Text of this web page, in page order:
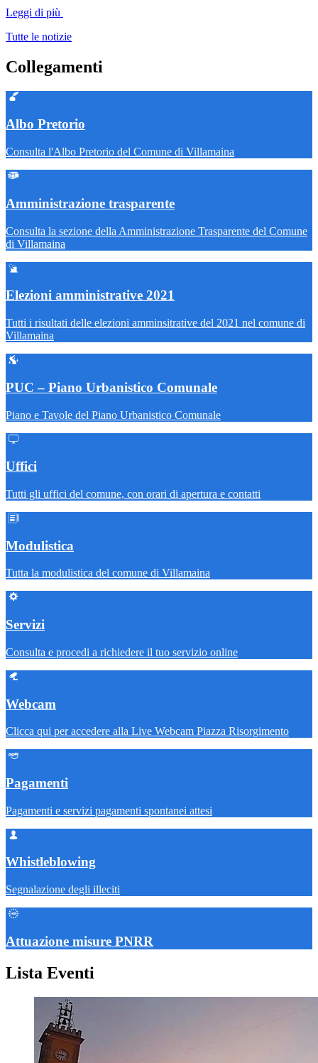
Leggi di più
Tutte le notizie
Collegamenti
Albo Pretorio
Consulta l'Albo Pretorio del Comune di Villamaina
Amministrazione trasparente
Consulta la sezione della Amministrazione Trasparente del Comune
di Villamaina
Elezioni amministrative 2021
Tutti i risultati delle elezioni amminsitrative del 2021 nel comune di
Villamaina
PUC – Piano Urbanistico Comunale
Piano e Tavole del Piano Urbanistico Comunale
Uffici
Tutti gli uffici del comune, con orari di apertura e contatti
Modulistica
Tutta la modulistica del comune di Villamaina
Servizi
Consulta e procedi a richiedere il tuo servizio online
Webcam
Clicca qui per accedere alla Live Webcam Piazza Risorgimento
Pagamenti
Pagamenti e servizi pagamenti spontanei attesi
Whistleblowing
Segnalazione degli illeciti
Attuazione misure PNRR
Lista Eventi